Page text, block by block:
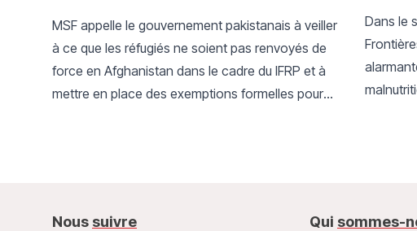
MSF appelle le gouvernement pakistanais à veiller
à ce que les réfugiés ne soient pas renvoyés de
force en Afghanistan dans le cadre du IFRP et à
mettre en place des exemptions formelles pour
Dans le
Nous suivre
Qui sommes-